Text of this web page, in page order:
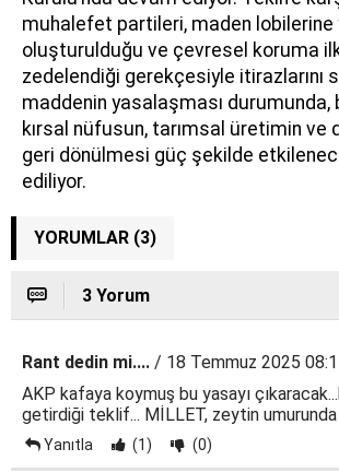
muhalefet partileri, maden lobilerine
oluşturulduğu ve çevresel koruma
zedelendiği gerekçesiyle itirazlarını
maddenin yasalaşması durumunda,
kırsal nüfusun, tarımsal üretimin ve
geri dönülmesi güç şekilde
ediliyor.
YORUMLAR (3)
3 Yorum
Rant dedin mi.... / 18 Temmuz 2025
AKP kafaya koymuş bu yasayı
getirdiği teklif... MİLLET, zeytin umurunda
Yanıtla (1) (0)